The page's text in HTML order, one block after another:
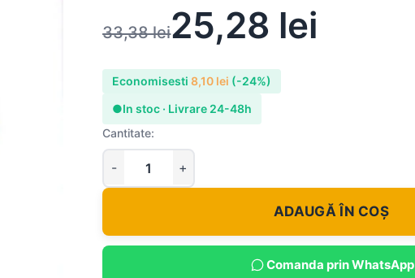
33,38lei25,28 lei
Economisesti8,10 lei (-24%)
●In stoc · Livrare 24-48h
Cantitate:
ADAUGĂ ÎN COȘ
Comanda prin WhatsApp